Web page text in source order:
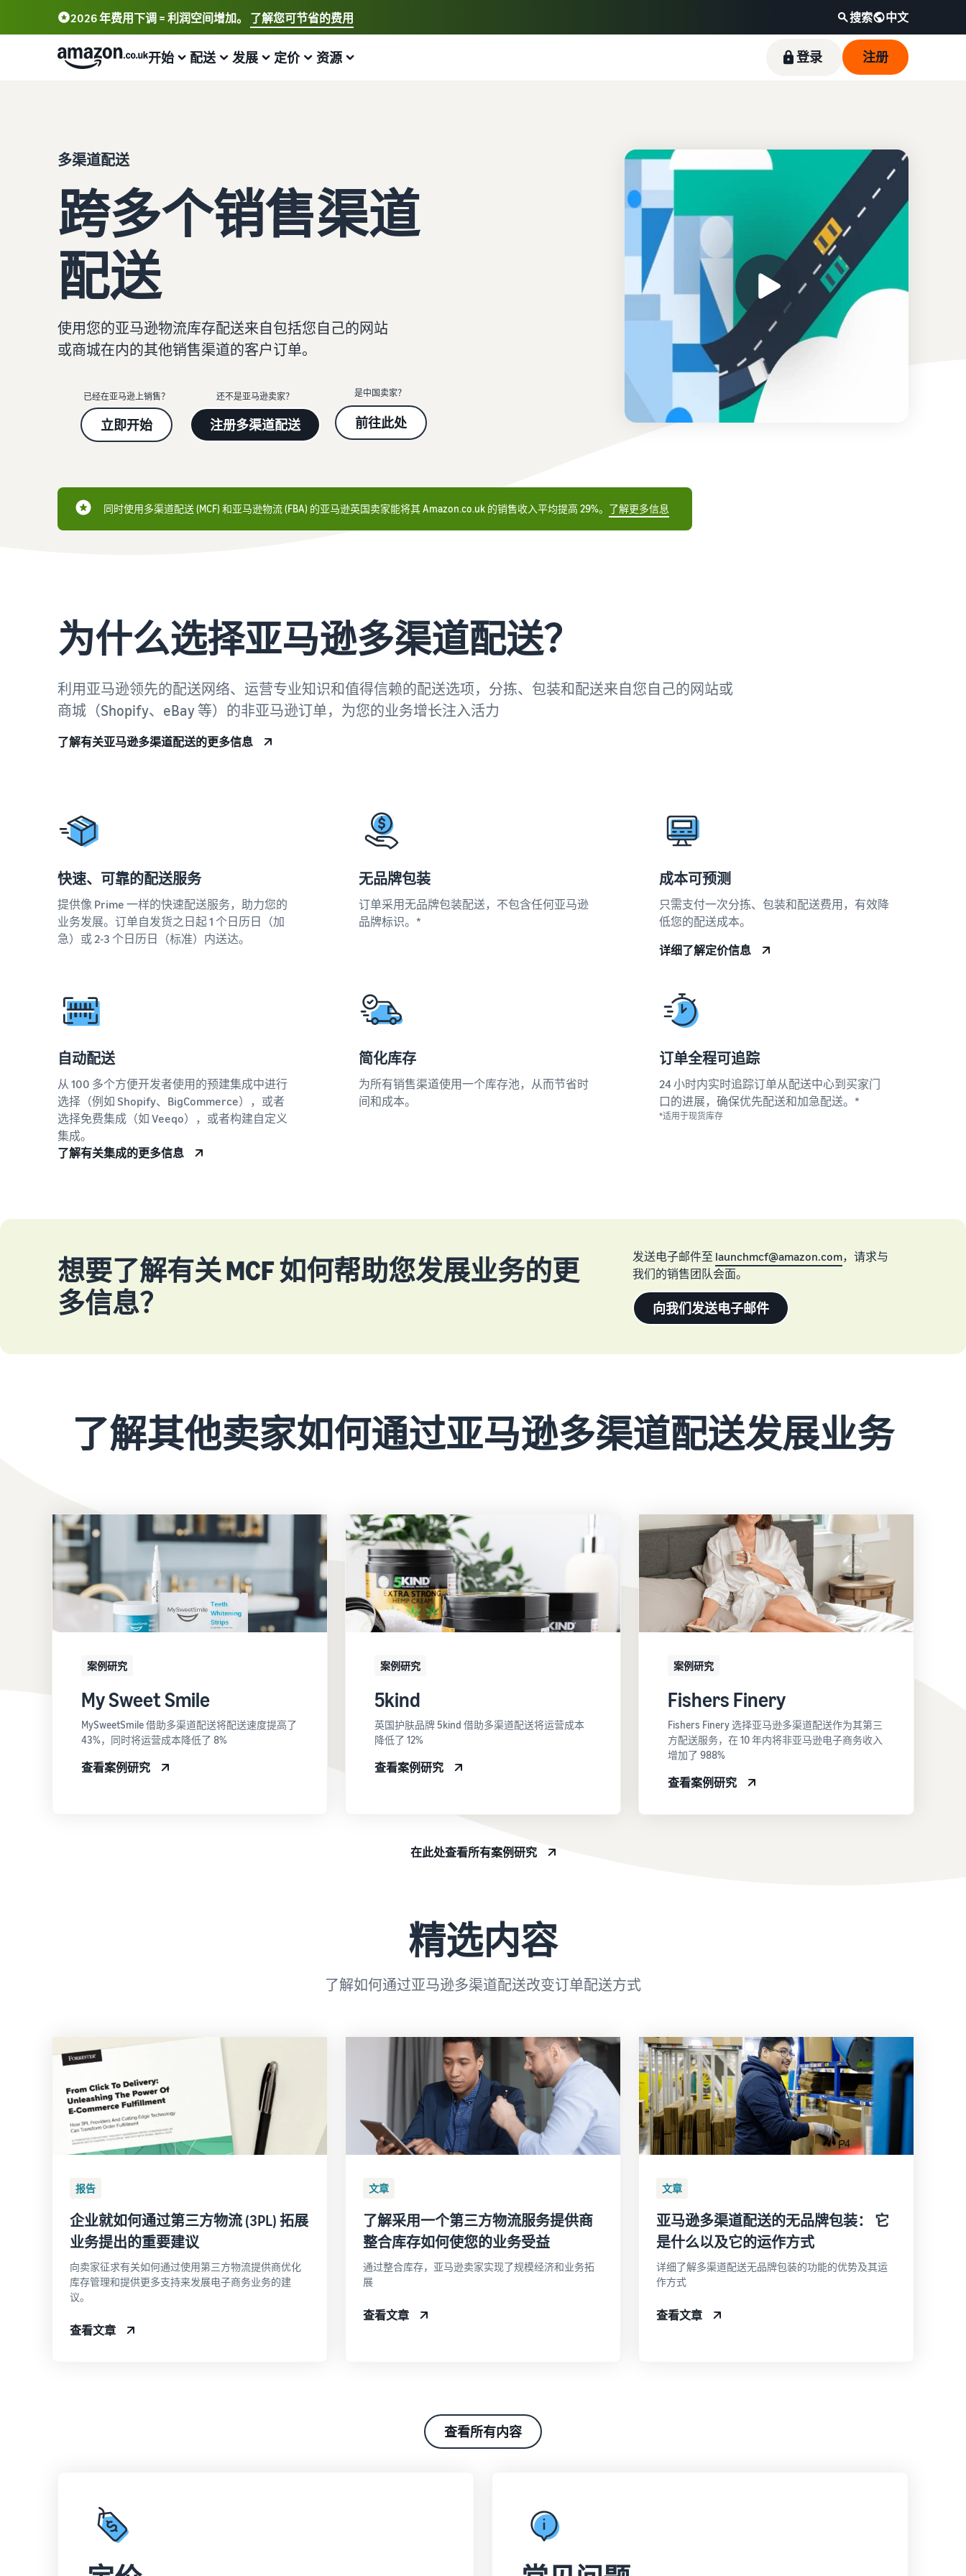
2026 年费用下调 = 利润空间增加。 了解您可节省的费用 搜索 中文
选择您的首选语言
开始
比较销售计划
注册成为卖家
了解如何创建卖家账户的步骤
发布您的商品
了解如何匹配或创建商品信息
为商品设置价格
配送您的订单
新卖家奖励
获得超过 4.2 万英镑的奖励
卖家成功故事
借助亚马逊的强大影响力和丰富多样的工具，优
质鱼类宠物食品品牌 Skipper's 从当地品牌成长
为一家蓬勃发展的企业。真实的故事，真实的成
长。您会是下一个幸运儿吗？
查看我们的常见问题
配送
外包配送、退货和客户服务
从自有库房完成订单配送
实现更快、成本更低且更精准的配送
处理买家订单
了解适合您的货件配送的解决方案
发布新品
返点
跨渠道配送订单
使用亚马逊物流库存在其他渠道上销售商品
降低低价商品的配送成本
查看定价不超过 20 英镑的符合条件商品的亚马
查看我们的常见问题
发展
在亚马逊店铺内外投放广告
销售 B2B 商品
与企业买家建立联系
全球销售
向全球亚马逊买家销售
获取个性化推荐
销售定制商品
为买家提供个性化服务
触达全球亚马逊买家
开始在美洲、欧洲、亚太地区、中东和北非地区
定价
选择销售计划
销售佣金
查看销售佣金
亚马逊物流 (FBA) 费用
获取该项热门计划的费用明细
其他费用
按配送方式比较估算值
比较亚马逊物流与其他配送方式
收入计算器
计算商品的费用和成本，比较配送方式
资源
了解如何通过亚马逊销售商品
案例研究
阅读卖家成功案例
合规中心
所有合规要求集于一处
增值税知识中心
查看所有资源
什么是代发货？
了解如何将装卸和配送工作外包
如何在线销售宠物食品
拓展宠物食品业务
向全球买家销售耳机
如何在线销售营养补充剂
拓展营养补充剂在线销售业务
如何在线销售 T 恤
拓展 T 恤品牌业务
如何在线销售家用电器
了解如何选择、采购、上架和销售家用电器
查看我们的常见问题
登录 注册
多渠道配送
跨多个销售渠道
配送
使用您的亚马逊物流库存配送来自包括您自己的网站
或商城在内的其他销售渠道的客户订单。
已经在亚马逊上销售？
立即开始
还不是亚马逊卖家？
注册多渠道配送
是中国卖家？
前往此处
同时使用多渠道配送 (MCF) 和亚马逊物流 (FBA) 的亚马逊英国卖家能将其 Amazon.co.uk 的销售收入平均提高 29%。 了解更多信息
为什么选择亚马逊多渠道配送？
利用亚马逊领先的配送网络、运营专业知识和值得信赖的配送选项，分拣、包装和配送来自您自己的网站或
商城（Shopify、eBay 等）的非亚马逊订单，为您的业务增长注入活力
了解有关亚马逊多渠道配送的更多信息
快速、可靠的配送服务
提供像 Prime 一样的快速配送服务，助力您的
业务发展。订单自发货之日起 1 个日历日（加
急）或 2-3 个日历日（标准）内送达。
无品牌包装
订单采用无品牌包装配送，不包含任何亚马逊
品牌标识。*
成本可预测
只需支付一次分拣、包装和配送费用，有效降
低您的配送成本。
详细了解定价信息
自动配送
从 100 多个方便开发者使用的预建集成中进行
选择（例如 Shopify、BigCommerce），或者
选择免费集成（如 Veeqo），或者构建自定义
集成。
了解有关集成的更多信息
简化库存
为所有销售渠道使用一个库存池，从而节省时
间和成本。
订单全程可追踪
24 小时内实时追踪订单从配送中心到买家门
口的进展，确保优先配送和加急配送。*
*适用于现货库存
想要了解有关 MCF 如何帮助您发展业务的更
多信息？
发送电子邮件至 launchmcf@amazon.com，请求与
我们的销售团队会面。
向我们发送电子邮件
了解其他卖家如何通过亚马逊多渠道配送发展业务
案例研究
My Sweet Smile
MySweetSmile 借助多渠道配送将配送速度提高了
43%，同时将运营成本降低了 8%
查看案例研究
案例研究
5kind
英国护肤品牌 5kind 借助多渠道配送将运营成本
降低了 12%
查看案例研究
案例研究
Fishers Finery
Fishers Finery 选择亚马逊多渠道配送作为其第三
方配送服务，在 10 年内将非亚马逊电子商务收入
增加了 988%
查看案例研究
在此处查看所有案例研究
精选内容
了解如何通过亚马逊多渠道配送改变订单配送方式
报告
企业就如何通过第三方物流 (3PL) 拓展
业务提出的重要建议
向卖家征求有关如何通过使用第三方物流提供商优化
库存管理和提供更多支持来发展电子商务业务的建
议。
查看文章
文章
了解采用一个第三方物流服务提供商
整合库存如何使您的业务受益
通过整合库存，亚马逊卖家实现了规模经济和业务拓
展
查看文章
文章
亚马逊多渠道配送的无品牌包装： 它
是什么以及它的运作方式
详细了解多渠道配送无品牌包装的功能的优势及其运
作方式
查看文章
查看所有内容